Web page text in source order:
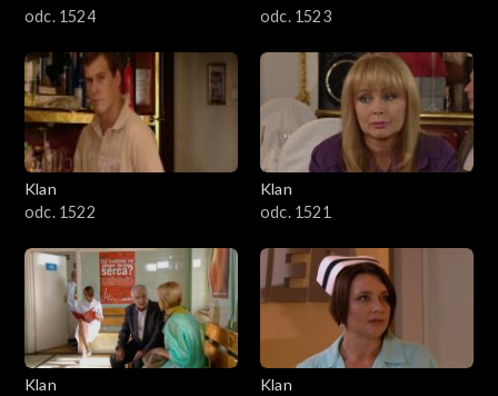
odc. 1524
odc. 1523
Klan
odc. 1522
Klan
odc. 1521
Klan
Klan